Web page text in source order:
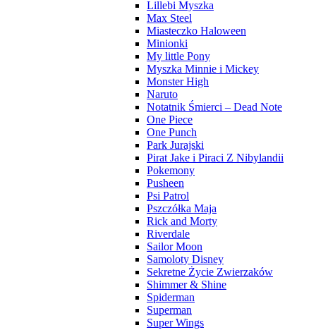
Lillebi Myszka
Max Steel
Miasteczko Haloween
Minionki
My little Pony
Myszka Minnie i Mickey
Monster High
Naruto
Notatnik Śmierci – Dead Note
One Piece
One Punch
Park Jurajski
Pirat Jake i Piraci Z Nibylandii
Pokemony
Pusheen
Psi Patrol
Pszczółka Maja
Rick and Morty
Riverdale
Sailor Moon
Samoloty Disney
Sekretne Życie Zwierzaków
Shimmer & Shine
Spiderman
Superman
Super Wings